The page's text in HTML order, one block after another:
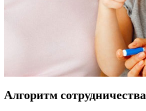
Алгоритм сотрудничества